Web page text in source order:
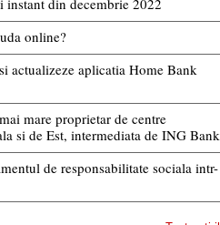
instant din decembrie 2022
online?
actualizeze aplicatia Home Bank
mare proprietar de centre
si de Est, intermediata de ING Bank
de responsabilitate sociala intr-